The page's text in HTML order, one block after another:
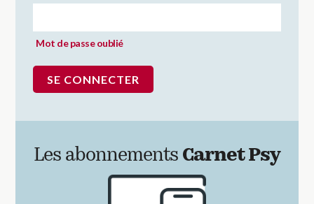
Mot de passe oublié
Les abonnements Carnet Psy